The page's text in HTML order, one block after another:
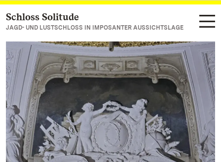
Zum Hauptinhalt springen
Schloss Solitude
JAGD- UND LUSTSCHLOSS IN IMPOSANTER AUSSICHTSLAGE